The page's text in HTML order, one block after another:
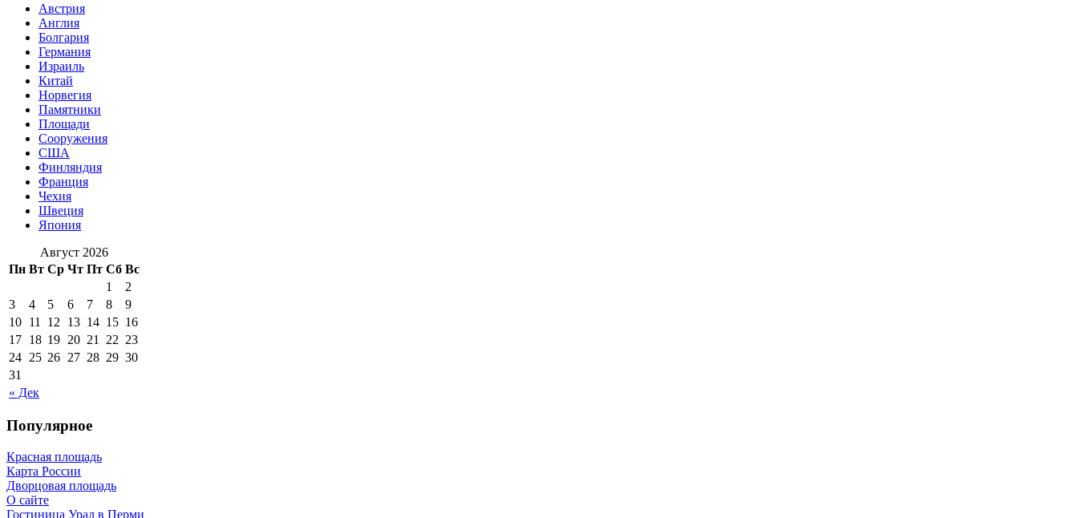
Австрия
Англия
Болгария
Германия
Израиль
Китай
Норвегия
Памятники
Площади
Сооружения
США
Финляндия
Франция
Чехия
Швеция
Япония
Август 2026
Пн Вт Ср Чт Пт Сб Вс
« Дек
1
2
3
4 5 6 7 8
9
10 11 12 13 14 15 16
17 18 19 20 21 22 23
24 25 26 27 28 29 30
31
Популярное
Красная площадь
Карта России
Дворцовая площадь
О сайте
Гостиница Урал в Перми